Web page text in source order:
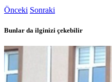
Önceki Sonraki
Bunlar da ilginizi çekebilir